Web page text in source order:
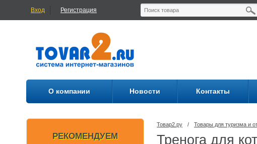
Вход Регистрация
О компании Новости Контакты
Товар2.ру / Товары для туризма и
Тренога для
РЕКОМЕНДУЕМ